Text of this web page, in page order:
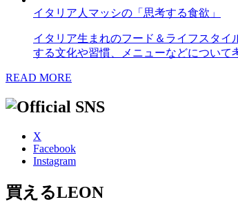
イタリア人マッシの「思考する食欲」
イタリア生まれのフード＆ライフスタ
する文化や習慣、メニューなどについて
READ MORE
X
Facebook
Instagram
買えるLEON